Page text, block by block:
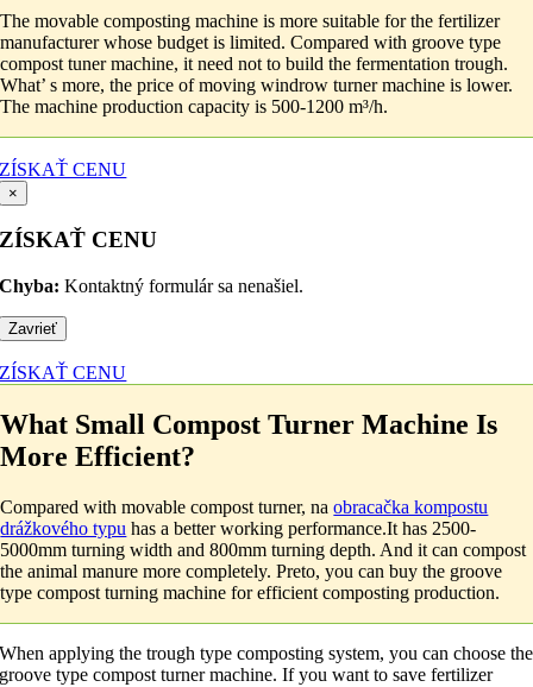
The movable composting machine is more suitable for the fertilizer
manufacturer whose budget is limited.Compared with groove type
compost tuner machine,it need not to build the fermentation trough.
What’ s more,the price of moving windrow turner machine is lower.
The machine production capacity is 500-1200m³/h.
ZÍSKAŤ CENU
×
ZÍSKAŤ CENU
Chyba: Kontaktný formulár sa nenašiel.
Zavrieť
ZÍSKAŤ CENU
What Small Compost Turner Machine Is
More Efficient?
Compared with movable compost turner, naobracačka kompostu
drážkového typu has a better working performance.It has 2500-
5000mm turning width and 800mm turning depth. And it can compost
the animal manure more completely. Preto,you can buy the groove
type compost turning machine for efficient composting production.
When applying the trough type composting system,you can choose the
groove type compost turner machine.If you want to save fertilizer